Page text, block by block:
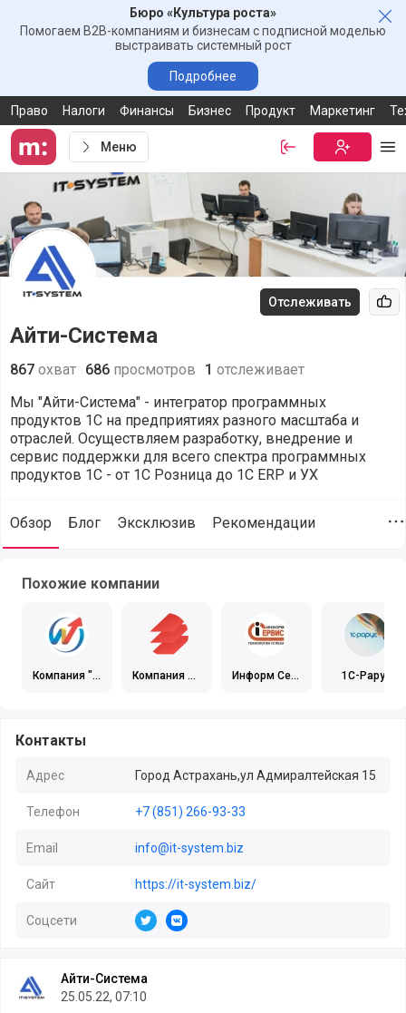
Бюро «Культура роста»
Помогаем B2B-компаниям и бизнесам с подписной моделью
выстраивать системный рост
Подробнее
Право Налоги Финансы Бизнес Продукт Маркетинг
Меню Войти
Отслеживать
Айти-Система
867 охват 686 просмотров 1 отслеживает
Мы "Айти-Система" - интегратор программных
продуктов 1С на предприятиях разного масштаба и
отраслей. Осуществляем разработку, внедрение и
сервис поддержки для всего спектра программных
продуктов 1С - от 1С Розница до 1С ERP и УХ
Обзор Блог Эксклюзив Рекомендации
Похожие компании
Компания "Р
Компания В
Информ Сер
1С-Рарус
Контакты
Адрес Город Астрахань,ул Адмиралтейская 15
Телефон +7 (851) 266-93-33
Email info@it-system.biz
Сайт https://it-system.biz/
Соцсети https://t.me/itsystem30
https://vk.com/itsm30
Айти-Система
25.05.22, 07:10